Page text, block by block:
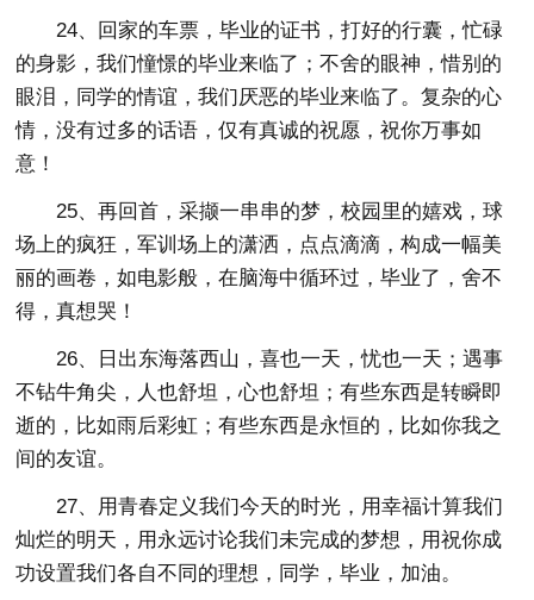
24、回家的车票，毕业的证书，打好的行囊，忙碌
的身影，我们憧憬的毕业来临了；不舍的眼神，惜别的
眼泪，同学的情谊，我们厌恶的毕业来临了。复杂的心
情，没有过多的话语，仅有真诚的祝愿，祝你万事如
意！
25、再回首，采撷一串串的梦，校园里的嬉戏，球
场上的疯狂，军训场上的潇洒，点点滴滴，构成一幅美
丽的画卷，如电影般，在脑海中循环过，毕业了，舍不
得，真想哭！
26、日出东海落西山，喜也一天，忧也一天；遇事
不钻牛角尖，人也舒坦，心也舒坦；有些东西是转瞬即
逝的，比如雨后彩虹；有些东西是永恒的，比如你我之
间的友谊。
27、用青春定义我们今天的时光，用幸福计算我们
灿烂的明天，用永远讨论我们未完成的梦想，用祝你成
功设置我们各自不同的理想，同学，毕业，加油。